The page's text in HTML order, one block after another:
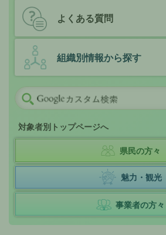
よくある質問
組織別情報から探す
対象者別トップページへ
県民の方々
魅力・観光
事業者の方々